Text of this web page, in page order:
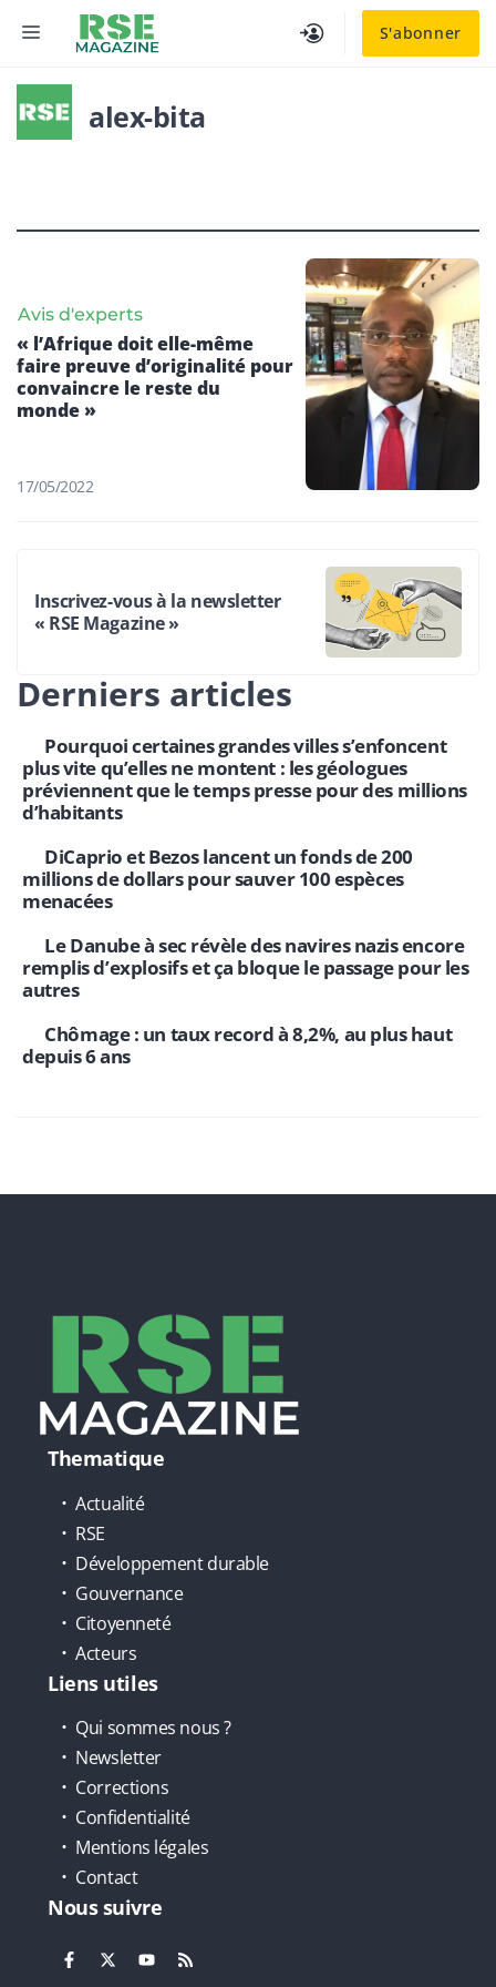
S'abonner
MENU
alex-bita
Avis d'experts
« l’Afrique doit elle-même
faire preuve d’originalité pour
convaincre le reste du
monde »
17/05/2022
Inscrivez-vous à la newsletter
« RSE Magazine »
Derniers articles
Pourquoi certaines grandes villes s’enfoncent
plus vite qu’elles ne montent : les géologues
préviennent que le temps presse pour des millions
d’habitants
DiCaprio et Bezos lancent un fonds de 200
millions de dollars pour sauver 100 espèces
menacées
Le Danube à sec révèle des navires nazis encore
remplis d’explosifs et ça bloque le passage pour les
autres
Chômage : un taux record à 8,2%, au plus haut
depuis 6 ans
Thematique
Actualité
RSE
Développement durable
Gouvernance
Citoyenneté
Acteurs
Liens utiles
Qui sommes nous ?
Newsletter
Corrections
Confidentialité
Mentions légales
Contact
Nous suivre